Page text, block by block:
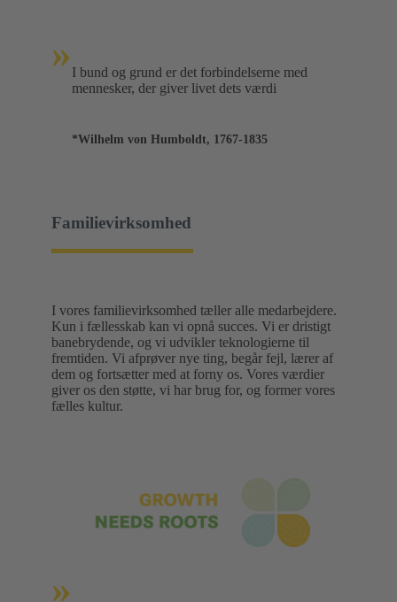
» I bund og grund er det forbindelserne med
mennesker, der giver livet dets værdi
*Wilhelm von Humboldt, 1767-1835
Familievirksomhed
I vores familievirksomhed tæller alle medarbejdere.
Kun i fællesskab kan vi opnå succes. Vi er dristigt
banebrydende, og vi udvikler teknologierne til
fremtiden. Vi afprøver nye ting, begår fejl, lærer af
dem og fortsætter med at forny os. Vores værdier
giver os den støtte, vi har brug for, og former vores
fælles kultur.
»